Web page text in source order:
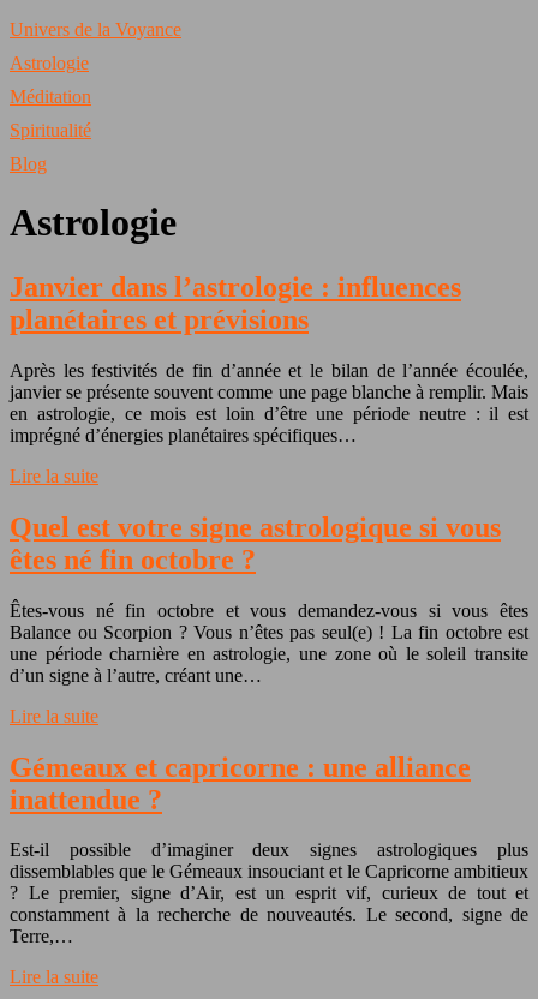
Univers de la Voyance
Astrologie
Méditation
Spiritualité
Blog
Astrologie
Janvier dans l’astrologie : influences
planétaires et prévisions
Après les festivités de fin d’année et le bilan de l’année écoulée,
janvier se présente souvent comme une page blanche à remplir. Mais
en astrologie, ce mois est loin d’être une période neutre : il est
imprégné d’énergies planétaires spécifiques…
Lire la suite
Quel est votre signe astrologique si vous
êtes né fin octobre ?
Êtes-vous né fin octobre et vous demandez-vous si vous êtes
Balance ou Scorpion ? Vous n’êtes pas seul(e) ! La fin octobre est
une période charnière en astrologie, une zone où le soleil transite
d’un signe à l’autre, créant une…
Lire la suite
Gémeaux et capricorne : une alliance
inattendue ?
Est-il possible d’imaginer deux signes astrologiques plus
dissemblables que le Gémeaux insouciant et le Capricorne ambitieux
? Le premier, signe d’Air, est un esprit vif, curieux de tout et
constamment à la recherche de nouveautés. Le second, signe de
Terre,…
Lire la suite